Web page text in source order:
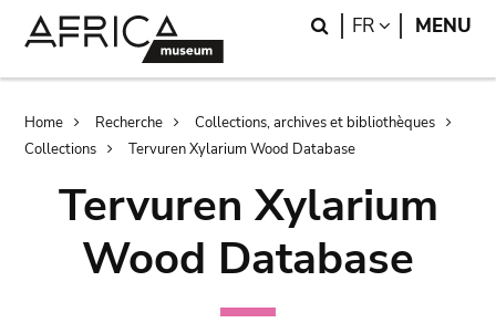
Search
FR LANGUAGE
MENU
Breadcrumb
Home Recherche
Collections, archives et bibliothèques
Collections
Tervuren Xylarium Wood Database
Tervuren Xylarium
Wood Database